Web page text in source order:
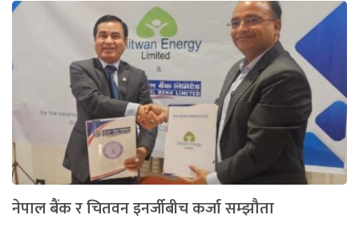
नेपाल बैंक र चितवन इनर्जीबीच कर्जा सम्झौता